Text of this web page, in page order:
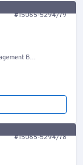
#15065-5294/79
Welt
#15065-5294/78